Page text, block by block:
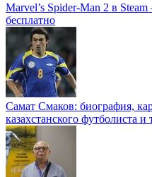
Marvel’s Spider-Man 2 в
бесплатно
Самат Смаков: биография,
казахстанского футболиста и